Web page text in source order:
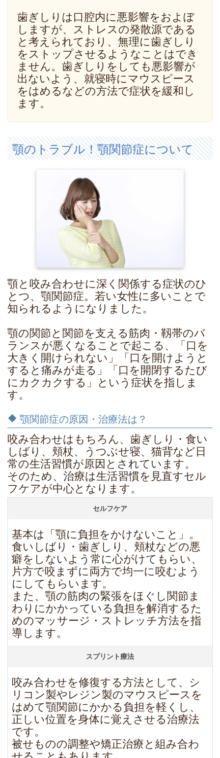
歯ぎしりは口腔内に悪影響をおよぼ
しますが、ストレスの発散源である
と考えられており、無理に歯ぎしり
をストップさせるようなことはでき
ません。歯ぎしりをしても悪影響が
出ないよう、就寝時にマウスピース
をはめるなどの方法で症状を緩和し
ます。
顎のトラブル！顎関節症について
顎と咬み合わせに深く関係する症状のひ
とつ、顎関節症。若い女性に多いことで
知られるようになりました。
顎の関節と関節を支える筋肉・靱帯のバ
ランスが悪くなることで起こる、「口を
大きく開けられない」「口を開けようと
すると痛みが走る」「口を開閉するたび
にカクカクする」という症状を指しま
す。
顎関節症の原因・治療法は？
咬み合わせはもちろん、歯ぎしり・食い
しばり、頬杖、うつぶせ寝、猫背など日
常の生活習慣が原因とされています。
そのため、治療は生活習慣を見直すセル
フケアが中心となります。
セルフケア
基本は「顎に負担をかけないこと」。
食いしばり・歯ぎしり、頬杖などの悪
癖をしないよう常に心がけてもらい、
片方で咬まずに両方で均一に咬むよう
にしてもらいます。
また、顎の筋肉の緊張をほぐし関節ま
わりにかかっている負担を解消するた
めのマッサージ・ストレッチ方法を指
導します。
スプリント療法
咬み合わせを修復する方法として、シ
リコン製やレジン製のマウスピースを
はめて顎関節にかかる負担を軽くし、
正しい位置を身体に覚えさせる治療法
です。
被せものの調整や矯正治療と組み合わ